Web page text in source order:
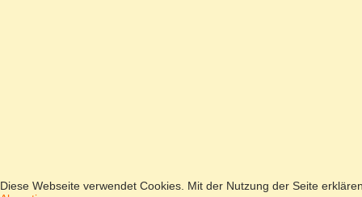
Diese Webseite verwendet Cookies. Mit der Nutzung der Seite